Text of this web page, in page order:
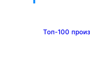
Топ-100